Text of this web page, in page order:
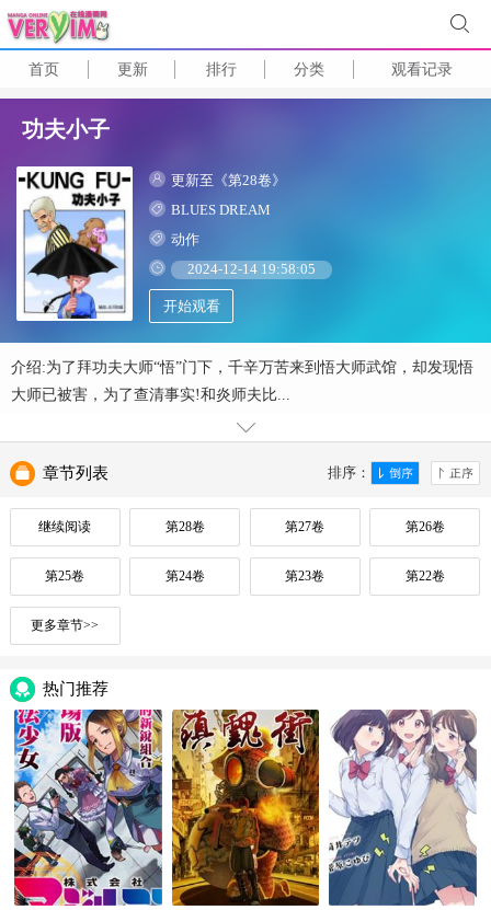
首页 更新 排行 分类 观看记录
功夫小子
更新至《第28卷》
BLUES DREAM
动作
2024-12-14 19:58:05
开始观看
介绍:为了拜功夫大师“悟”门下，千辛万苦来到悟大师武馆，却发现悟
大师已被害，为了查清事实!和炎师夫比...
排序：
章节列表
继续阅读 第28卷 第27卷 第26卷
第25卷 第24卷 第23卷 第22卷
更多章节>>
热门推荐